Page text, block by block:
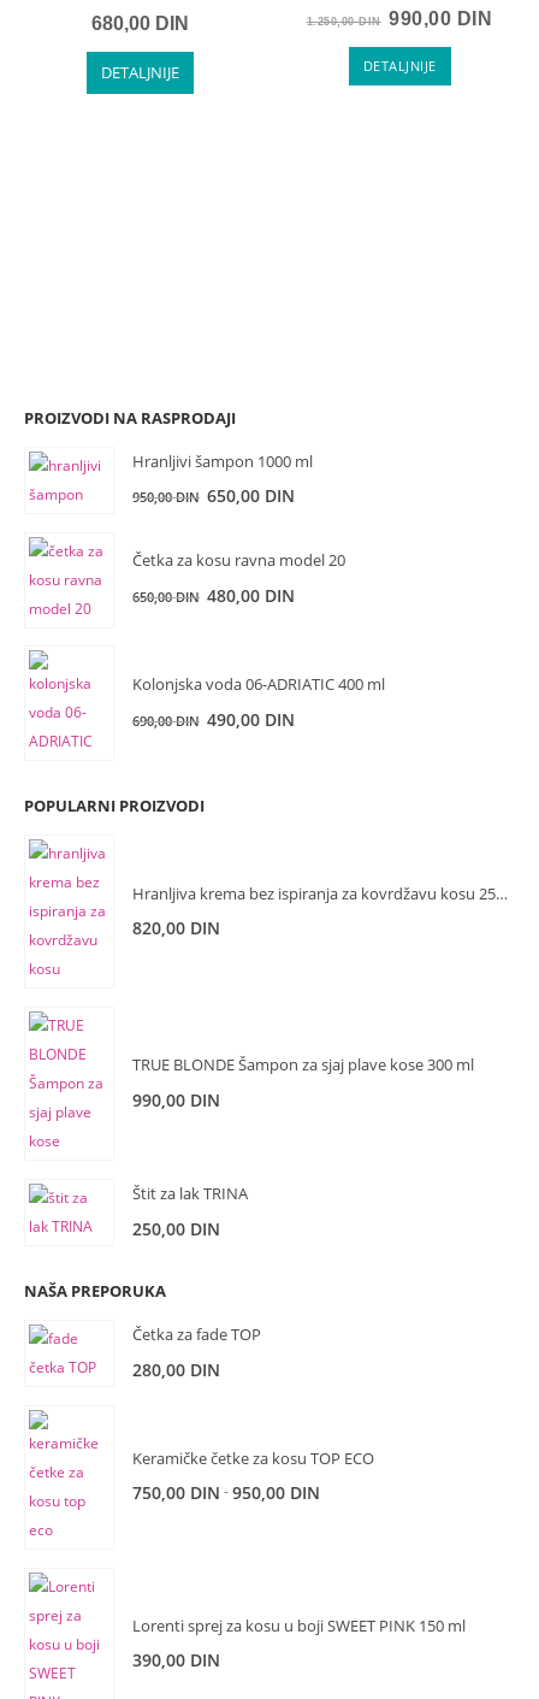
680,00 DIN
DETALJNIJE
1.250,00DIN 990,00 DIN
DETALJNIJE
PROIZVODI NA RASPRODAJI
Hranljivi šampon 1000 ml
950,00DIN Originalna
950,00 DIN.
650,00 DIN
Četka za kosu ravna model 20
650,00DIN Originalna
bila:
480,00 DIN
480,00 DIN.
Kolonjska voda 06-ADRIATIC 400 ml
690,00DIN Originalna
490,00 DIN
POPULARNI PROIZVODI
Hranljiva krema bez ispiranja za kovrdžavu kosu 250 ml
820,00 DIN
TRUE BLONDE Šampon za sjaj plave kose 300 ml
990,00 DIN
Štit za lak TRINA
250,00 DIN
NAŠA PREPORUKA
Četka za fade TOP
280,00 DIN
Keramičke četke za kosu TOP ECO
750,00 DIN -950,00 DIN
Lorenti sprej za kosu u boji SWEET PINK 150 ml
390,00 DIN